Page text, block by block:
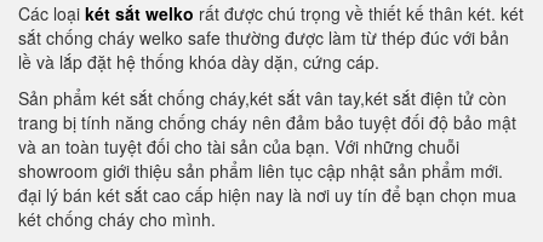
Các loại két sắt welko rất được chú trọng về thiết kế thân két. két
sắt chống cháy welko safe thường được làm từ thép đúc với bản
lề và lắp đặt hệ thống khóa dày dặn, cứng cáp.
Sản phẩm két sắt chống cháy,két sắt vân tay,két sắt điện tử còn
trang bị tính năng chống cháy nên đảm bảo tuyệt đối độ bảo mật
và an toàn tuyệt đối cho tài sản của bạn. Với những chuỗi
showroom giới thiệu sản phẩm liên tục cập nhật sản phẩm mới.
đại lý bán két sắt cao cấp hiện nay là nơi uy tín để bạn chọn mua
két chống cháy cho mình.